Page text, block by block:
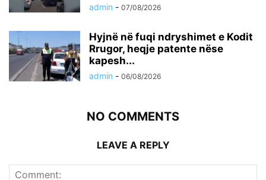
admin - 07/08/2026
Hyjnë në fuqi ndryshimet e Kodit
Rrugor, heqje patente nëse
kapesh...
admin - 06/08/2026
NO COMMENTS
LEAVE A REPLY